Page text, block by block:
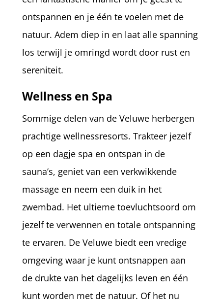
ontspannen en je één te voelen met de
natuur. Adem diep in en laat alle spanning
los terwijl je omringd wordt door rust en
sereniteit.
Wellness en Spa
Sommige delen van de Veluwe herbergen
prachtige wellnessresorts. Trakteer jezelf
op een dagje spa en ontspan in de
sauna’s, geniet van een verkwikkende
massage en neem een duik in het
zwembad. Het ultieme toevluchtsoord om
jezelf te verwennen en totale ontspanning
te ervaren. De Veluwe biedt een vredige
omgeving waar je kunt ontsnappen aan
de drukte van het dagelijks leven en één
kunt worden met de natuur. Of het nu